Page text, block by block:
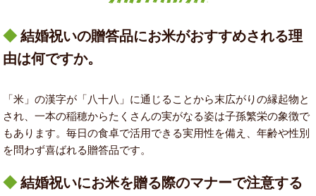
結婚祝いの贈答品にお米がおすすめされる理
由は何ですか。
「米」の漢字が「八十八」に通じることから末広がりの縁起物と
され、一本の稲穂からたくさんの実がなる姿は子孫繁栄の象徴で
もあります。毎日の食卓で活用できる実用性を備え、年齢や性別
を問わず喜ばれる贈答品です。
結婚祝いにお米を贈る際のマナーで注意する